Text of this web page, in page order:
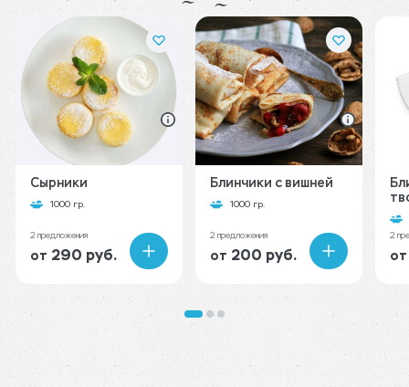
Сырники
1000 гр.
2 предложения
от 290 руб.
Блинчики с вишней
1000 гр.
2 предложения
от 200 руб.
2
от